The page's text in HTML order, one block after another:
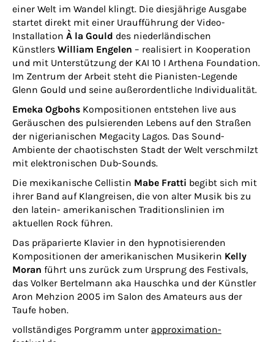
einer Welt im Wandel klingt. Die diesjährige Ausgabe
startet direkt mit einer Uraufführung der Video-
Installation À la Gould des niederländischen
Künstlers William Engelen – realisiert in Kooperation
und mit Unterstützung der KAI 10 I Arthena Foundation.
Im Zentrum der Arbeit steht die Pianisten-Legende
Glenn Gould und seine außerordentliche Individualität.
Emeka Ogbohs Kompositionen entstehen live aus
Geräuschen des pulsierenden Lebens auf den Straßen
der nigerianischen Megacity Lagos. Das Sound-
Ambiente der chaotischsten Stadt der Welt verschmilzt
mit elektronischen Dub-Sounds.
Die mexikanische Cellistin Mabe Fratti begibt sich mit
ihrer Band auf Klangreisen, die von alter Musik bis zu
den latein- amerikanischen Traditionslinien im
aktuellen Rock führen.
Das präparierte Klavier in den hypnotisierenden
Kompositionen der amerikanischen Musikerin Kelly
Moran führt uns zurück zum Ursprung des Festivals,
das Volker Bertelmann aka Hauschka und der Künstler
Aron Mehzion 2005 im Salon des Amateurs aus der
Taufe hoben.
vollständiges Porgramm unter approximation-